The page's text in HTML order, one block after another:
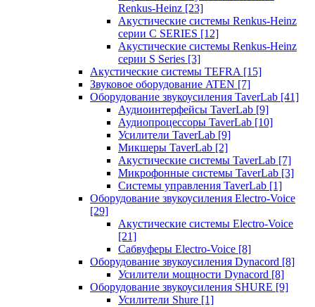
Renkus-Heinz [23]
Акустические системы Renkus-Heinz
серии C SERIES [12]
Акустические системы Renkus-Heinz
серии S Series [3]
Акустические системы TEFRA [15]
Звуковое оборудование ATEN [7]
Оборудование звукоусиления TaverLab [41]
Аудиоинтерфейсы TaverLab [9]
Аудиопроцессоры TaverLab [10]
Усилители TaverLab [9]
Микшеры TaverLab [2]
Акустические системы TaverLab [7]
Микрофонные системы TaverLab [3]
Системы управления TaverLab [1]
Оборудование звукоусиления Electro-Voice
[29]
Акустические системы Electro-Voice
[21]
Сабвуферы Electro-Voice [8]
Оборудование звукоусиления Dynacord [8]
Усилители мощности Dynacord [8]
Оборудование звукоусиления SHURE [9]
Усилители Shure [1]